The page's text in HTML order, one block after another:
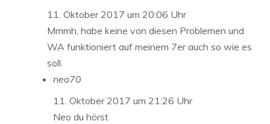
11. Oktober 2017 um 20:06 Uhr
Mmmh, habe keine von diesen Problemen und
WA funktioniert auf meinem 7er auch so wie es
soll.
neo70
11. Oktober 2017 um 21:26 Uhr
Neo du hörst